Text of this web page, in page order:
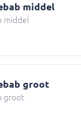
middel
middel
groot
groot